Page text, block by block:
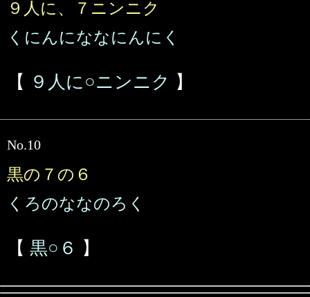
９人に、７ニンニク
くにんにななにんにく
【 ９人に○ニンニク 】
No.10
黒の７の６
くろのななのろく
【 黒○６ 】